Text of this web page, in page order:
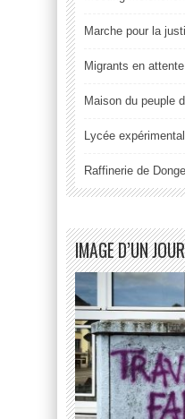
Marche pour la
Migrants en
Maison du peuple
Lycée
Raffinerie de
IMAGE D’UN JOUR